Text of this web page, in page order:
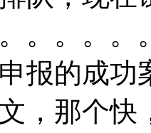
。。。
报的成功
，那个